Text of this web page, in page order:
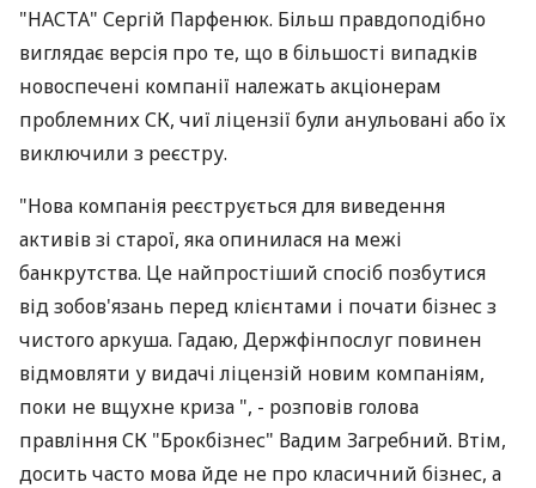
"НАСТА" Сергій Парфенюк. Більш правдоподібно
виглядає версія про те, що в більшості випадків
новоспечені компанії належать акціонерам
проблемних СК, чиї ліцензії були анульовані або їх
виключили з реєстру.
"Нова компанія реєструється для виведення
активів зі старої, яка опинилася на межі
банкрутства. Це найпростіший спосіб позбутися
від зобов'язань перед клієнтами і почати бізнес з
чистого аркуша. Гадаю, Держфінпослуг повинен
відмовляти у видачі ліцензій новим компаніям,
поки не вщухне криза ", - розповів голова
правління СК "Брокбізнес" Вадим Загребний. Втім,
досить часто мова йде не про класичний бізнес, а